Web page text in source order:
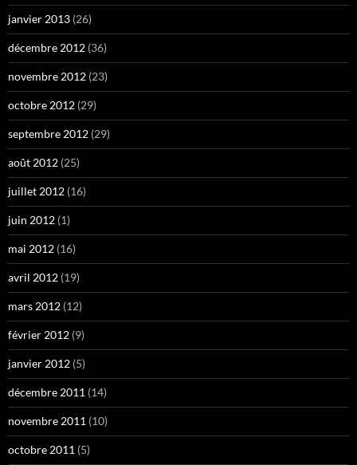
janvier 2013 (26)
décembre 2012 (36)
novembre 2012 (23)
octobre 2012 (29)
septembre 2012 (29)
août 2012 (25)
juillet 2012 (16)
juin 2012 (1)
mai 2012 (16)
avril 2012 (19)
mars 2012 (12)
février 2012 (9)
janvier 2012 (5)
décembre 2011 (14)
novembre 2011 (10)
octobre 2011 (5)